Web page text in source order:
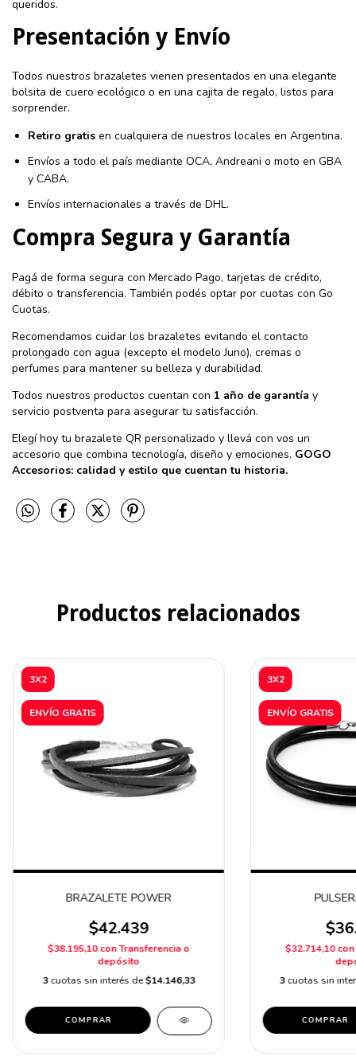
queridos.
Presentación y Envío
Todos nuestros brazaletes vienen presentados en una elegante
bolsita de cuero ecológico o en una cajita de regalo, listos para
sorprender.
Retiro gratis en cualquiera de nuestros locales en Argentina.
Envíos a todo el país mediante OCA, Andreani o moto en GBA
y CABA.
Envíos internacionales a través de DHL.
Compra Segura y Garantía
Pagá de forma segura con Mercado Pago, tarjetas de crédito,
débito o transferencia. También podés optar por cuotas con Go
Cuotas.
Recomendamos cuidar los brazaletes evitando el contacto
prolongado con agua (excepto el modelo Juno), cremas o
perfumes para mantener su belleza y durabilidad.
Todos nuestros productos cuentan con 1 año de garantía y
servicio postventa para asegurar tu satisfacción.
Elegí hoy tu brazalete QR personalizado y llevá con vos un
accesorio que combina tecnología, diseño y emociones. GOGO
Accesorios: calidad y estilo que cuentan tu historia.
Productos relacionados
3X2
ENVÍO GRATIS
BRAZALETE POWER
$42.439
$38.195,10conTransferencia o
depósito
3 cuotas sin interés de$14.146,33
COMPRAR
3X2
ENVÍO GRATIS
$32.714,10con
3cuotas sin
COMPRAR